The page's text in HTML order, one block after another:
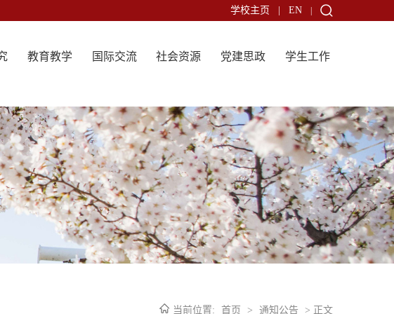
学校主页 EN
教育教学 国际交流 社会资源 党建思政 学生工作
当前位置: 首页 > 通知公告 > 正文